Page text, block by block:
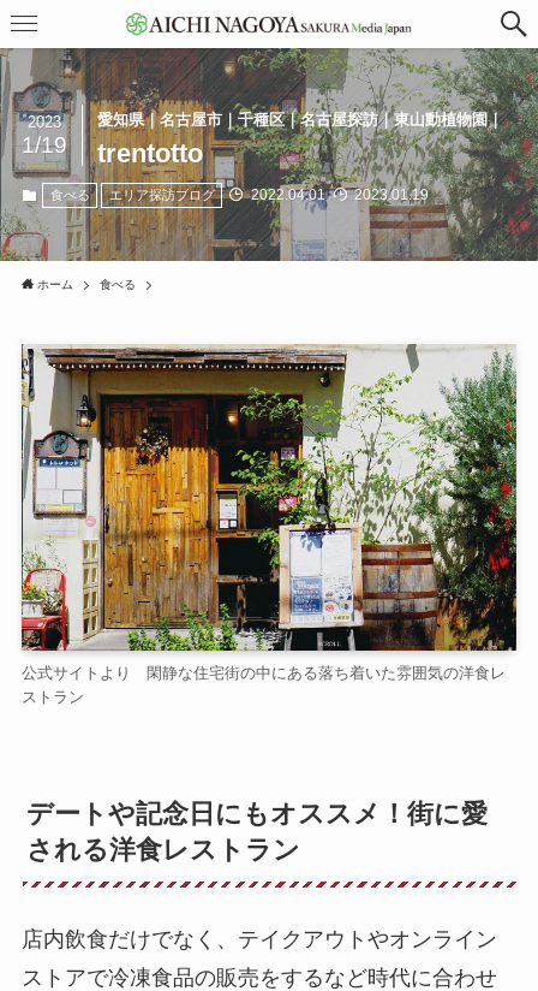
愛知県｜名古屋市｜千種区｜名古屋探訪｜東山動植物園｜
trentotto
2023
1/19
食べる エリア探訪ブログ 2022.04.01 2023.01.19
ホーム 食べる
公式サイトより 閑静な住宅街の中にある落ち着いた雰囲気の洋食レ
ストラン
デートや記念日にもオススメ！街に愛
される洋食レストラン
店内飲食だけでなく、テイクアウトやオンライン
ストアで冷凍食品の販売をするなど時代に合わせ